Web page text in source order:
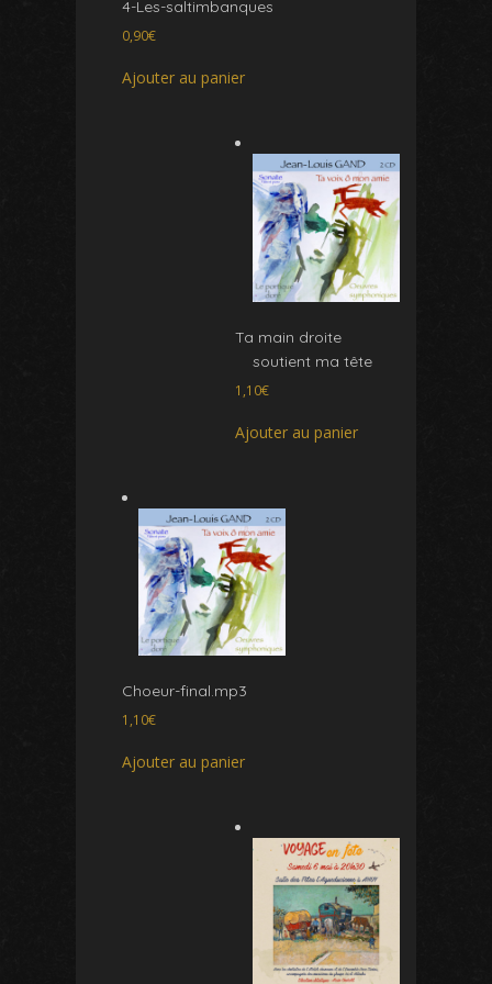
4-Les-saltimbanques
0,90€
Ajouter au panier
Ta main droite
soutient ma tête
1,10€
Ajouter au panier
Choeur-final.mp3
1,10€
Ajouter au panier